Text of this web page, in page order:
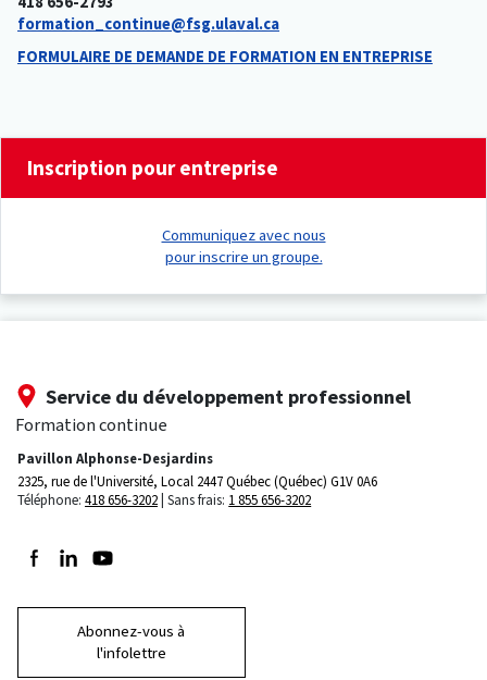
formation_continue@fsg.ulaval.ca
FORMULAIRE DE DEMANDE DE FORMATION EN ENTREPRISE
Inscription pour entreprise
Communiquez avec nous
pour inscrire un groupe.
Service du développement professionnel
Formation continue
Pavillon Alphonse-Desjardins
2325, rue de l'Université, Local 2447Québec (Québec) G1V 0A6
Téléphone: 418 656-3202 Sans frais: 1 855 656-3202
Suivez-nous sur Facebook
Suivez-nous sur LinkedIn
Suivez-nous sur Youtube
Abonnez-vous à
l'infolettre